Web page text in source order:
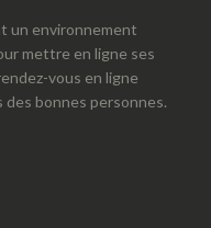
un environnement
mettre en ligne ses
vous en ligne
bonnes personnes.